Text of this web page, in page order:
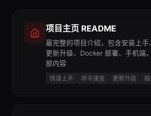
项目主页 README
最完整的项目介绍，包含安装上手
更新升级、Docker 部署、手机端
部内容
快速上手 命令速查 更新升级